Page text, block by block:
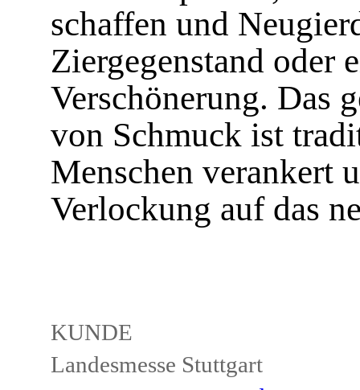
schaffen und
Ziergegenstand oder
Verschönerung. Das
von Schmuck ist
Menschen verankert
Verlockung auf das
KUNDE
Landesmesse Stuttgart